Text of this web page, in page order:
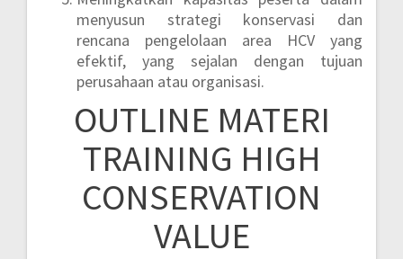
menyusun strategi konservasi dan
rencana pengelolaan area HCV yang
efektif, yang sejalan dengan tujuan
perusahaan atau organisasi.
OUTLINE MATERI
TRAINING HIGH
CONSERVATION
VALUE